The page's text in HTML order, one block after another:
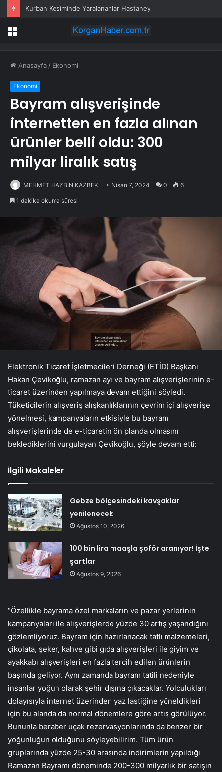
Kurban Kesiminde Yaralananlar Hastaneye Başvurdu
Menü
Anasayfa / Ekonomi
Ekonomi
Bayram alışverişinde
internetten en fazla alınan
ürünler belli oldu: 300
milyar liralık satış
MEHMET HAZBİN KAZBEK Nisan 7, 2024 0 6
1 dakika okuma süresi
Elektronik Ticaret İşletmecileri Derneği (ETİD) Başkanı
Hakan Çevikoğlu, ramazan ayı ve bayram alışverişlerinin e-
ticaret üzerinden yapılmaya devam ettiğini söyledi.
Tüketicilerin alışveriş alışkanlıklarının çevrim içi alışverişe
yönelmesi, kampanyaların etkisiyle bu bayram
alışverişlerinde de e-ticaretin ön planda olmasını
beklediklerini vurgulayan Çevikoğlu, şöyle devam etti:
İlgili Makaleler
Gebze bölgesindeki kavşaklar
yenilenecek
Ağustos 10, 2026
100 bin lira maaşla şoför aranıyor! İşte
şartlar
Ağustos 9, 2026
“Özellikle bayrama özel markaların ve pazar yerlerinin
kampanyaları ile alışverişlerde yüzde 30 artış yaşandığını
gözlemliyoruz. Bayram için hazırlanacak tatlı malzemeleri,
çikolata, şeker, kahve gibi gıda alışverişleri ile giyim ve
ayakkabı alışverişleri en fazla tercih edilen ürünlerin
başında geliyor. Aynı zamanda bayram tatili nedeniyle
insanlar yoğun olarak şehir dışına çıkacaklar. Yolculukları
dolayısıyla internet üzerinden yaz lastiğine yöneldikleri
için bu alanda da normal dönemlere göre artış görülüyor.
Bununla beraber uçak rezervasyonlarında da benzer bir
yoğunluğun olduğunu söyleyebilirim. Tüm ürün
gruplarında yüzde 25-30 arasında indirimlerin yapıldığı
Ramazan Bayramı döneminde 200-300 milyarlık bir satışın